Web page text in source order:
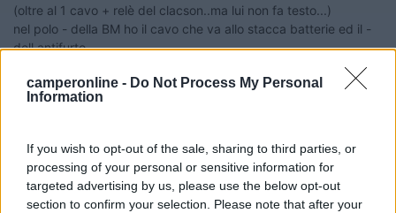
camperonline - Do Not Process My Personal
Information
If you wish to opt-out of the sale, sharing to third parties, or
processing of your personal or sensitive information for
targeted advertising by us, please use the below opt-out
section to confirm your selection. Please note that after your
(oltre al 1 cavo + relè del clacson..ma lui non fa testo...)
nel polo - della BM ho il cavo che va allo stacca batterie ed il -
dell antifurto
- Se stacco lo stacca batterie,si scarica... ( x completezza... l
allarme non si inserisce xchè non fa massa)...
- Ho staccato
l'intero
morsetto del + lasciando attaccato
praticamente solo allarma...
- Al contrario se stacco lo stacca batterie, lascio tutti i cavi nel